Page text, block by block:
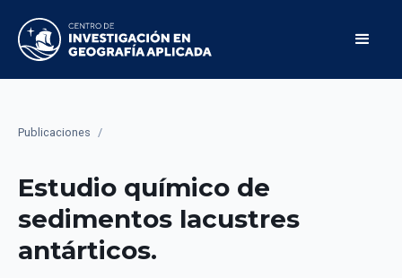
Publicaciones /
Estudio químico de
sedimentos lacustres
antárticos.